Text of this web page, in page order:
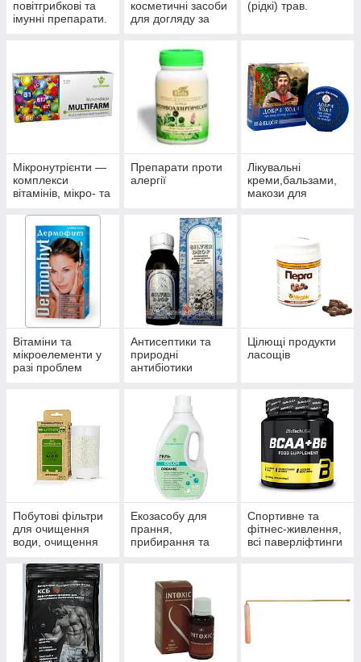
повітгрибкові та
імунні препарати.
косметичні засоби
для догляду за
(рідкі) трав.
Мікронутрієнти —
комплекси
вітамінів, мікро- та
Препарати проти
алергії
Лікувальні
креми,бальзами,
макози для
Вітаміни та
мікроелементи у
разі проблем
Антисептики та
природні
антибіотики
ьного впливу.
Цілющі продукти
ласощів
Побутові фільтри
для очищення
води, очищення
водопостачання й
опалення
Екозасобу для
прання,
прибирання та
Спортивне та
фітнес-живлення,
всі паверліфтинги